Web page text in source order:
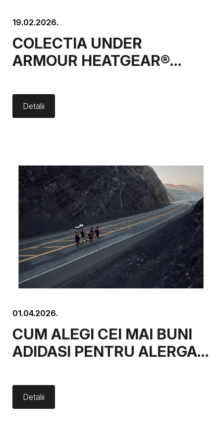
19.02.2026.
COLECTIA UNDER
ARMOUR HEATGEAR®
PERFORMANTA INCEPE CU
ECHIPAMENTUL PE CARE
Detalii
01.04.2026.
CUM ALEGI CEI MAI BUNI
ADIDASI PENTRU ALERGAT
Detalii